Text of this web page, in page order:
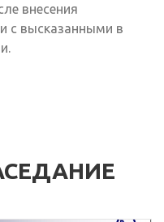
внесения
с высказанными в